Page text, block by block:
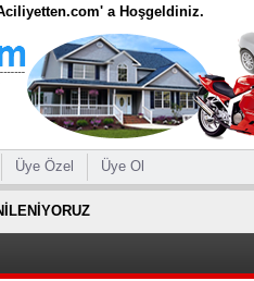
a Hoşgeldiniz.
Üye Özel Üye Ol